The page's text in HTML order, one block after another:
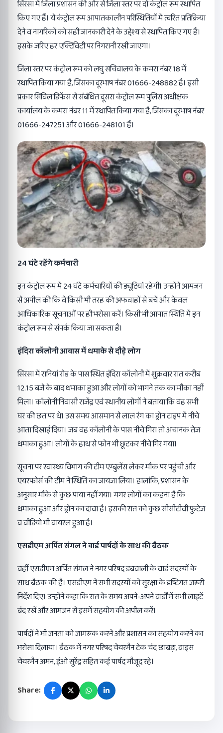
सिरसा में जिला प्रशासन की ओर से जिला स्तर पर दो कंट्रोल रूम स्थापित
किए गए हैं। ये कंट्रोल रूम आपातकालीन परिस्थितियों में त्वरित प्रतिक्रिया
देने व नागरिकों को सही जानकारी देने के उद्देश्य से स्थापित किए गए हैं।
इसके जरिए हर एक्टिविटी पर निगरानी रखी जाएगा।
जिला स्तर पर कंट्रोल रूम को लघु सचिवालय के कमरा नंबर 18 में
स्थापित किया गया है, जिसका दूरभाष नंबर 01666-248882 है। इसी
प्रकार सिविल डिफेंस से संबंधित दूसरा कंट्रोल रूम पुलिस अधीक्षक
कार्यालय के कमरा नंबर 11 में स्थापित किया गया है, जिसका दूरभाष नंबर
01666-247251 और 01666-248101 हैं।
24 घंटे रहेंगे कर्मचारी
इन कंट्रोल रूम में 24 घंटे कर्मचारियों की ड्यूटियां रहेगी। उन्होंने आमजन
से अपील की कि वे किसी भी तरह की अफवाहों से बचें और केवल
आधिकारिक सूचनाओं पर ही भरोसा करें। किसी भी आपात स्थिति में इन
कंट्रोल रूम से संपर्क किया जा सकता है।
इंदिरा कॉलोनी आवास में धमाके से दौड़े लोग
सिरसा में रानियां रोड के पास स्थित इंदिरा कॉलोनी में शुक्रवार रात करीब
12.15 बजे के बाद धमाका हुआ और लोगों काे भागने तक का मौका नहीं
मिला। कॉलोनी निवासी राजेंद्र एवं स्थानीय लोगों ने बताया कि वह सभी
घर की छत पर थे। उस समय आसमान से लाल रंग का ड्रोन टाइप में नीचे
आता दिखाई दिया। जब वह कॉलोनी के पास नीचे गिरा तो अचानक तेज
धमाका हुआ। लोगों के हाथ से फोन भी छूटकर नीचे गिर गया।
सूचना पर स्वास्थ्य विभाग की टीम एम्बुलेंस लेकर मौक पर पहुंची और
एयरफोर्स की टीम ने स्थिति का जायजा लिया। हालांकि, प्रशासन के
अनुसार मौके से कुछ पाया नहीं गया। मगर लोगों का कहना है कि
धमाका हुआ और ड्रोन का दावा है। इसकी रात को कुछ सीसीटीवी फुटेज
व वीडियो भी वायरल हुआ है।
एसडीएम अर्पित संगल ने वार्ड पार्षदों के साथ की बैठक
वहीं एसडीएम अर्पित संगल ने नगर परिषद डबवाली के वार्ड सदस्यों के
साथ बैठक की है। एसडीएम ने सभी सदस्यों को सुरक्षा के दृष्टिगत जरूरी
निर्देश दिए। उन्होंने कहा कि रात के समय अपने-अपने वार्डों में सभी लाइटें
बंद रखें और आमजन से इसमें सहयोग की अपील करें।
पार्षदों ने भी जनता को जागरूक करने और प्रशासन का सहयोग करने का
भरोसा दिलाया। बैठक में नगर परिषद चेयरमैन टेक चंद छाबड़ा, वाइस
चेयरमैन अमन, ईओ सुरेंद्र सहित कई पार्षद मौजूद रहे।
Share: